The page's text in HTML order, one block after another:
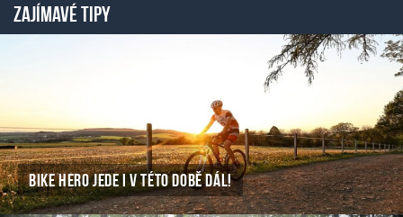
ZAJÍMAVÉ TIPY
BIKE HERO JEDE I V TÉTO DOBĚ DÁL!